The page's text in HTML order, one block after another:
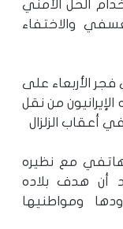
الحل الأمني
والاختفاء
فجر الأربعاء على
من نقل
أعقاب الزلزال
هاتفي مع نظيره
أن هدف بلاده
ومواطنيها